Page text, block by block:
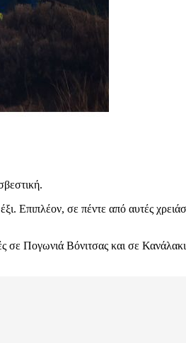
Επιπλέον, σε πέντε από αυτές
σε Πογωνιά Βόνιτσας και σε